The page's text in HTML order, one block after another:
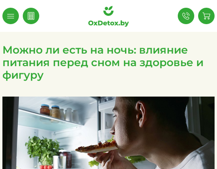
Можно ли есть на ночь: влияние
питания перед сном на здоровье и
фигуру